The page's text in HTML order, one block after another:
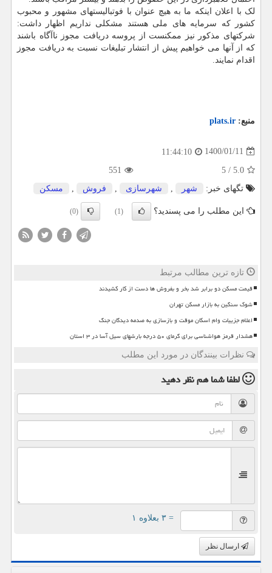
لک با اعلان اینکه ما به هیچ عنوان با فوتبالیستهای مشهور و محبوب
کشور که سرمایه های ملی هستند مشکلی نداریم اظهار داشت:
شرکتهای مذکور نیز ممکنست از پروسه دریافت مجوز ناآگاه باشند
که از آنها می خواهیم پیش از انتشار تبلیغات نسبت به دریافت مجوز
اقدام نمایند.
منبع: plats.ir
1400/01/11
11:44:10
5.0
/
5
551
تگهای خبر:
شهر شهرسازی فروش مسكن
این مطلب را می پسندید؟ (1)
(0)
تازه ترین مطالب مرتبط
قیمت مسکن دو برابر شد بخر و بفروش ها دست از کار کشیدند
شوک سنگین به بازار مسکن تهران
اعلام جزییات وام اسکان موقت و بازسازی به صدمه دیدگان جنگ
هشدار قرمز هواشناسی برای گرمای ۵۰ درجه بارشهای سیل آسا در ۳ استان
نظرات بینندگان در مورد این مطلب
لطفا شما همنظر دهید
= ۳ بعلاوه ۱
ارسال نظر